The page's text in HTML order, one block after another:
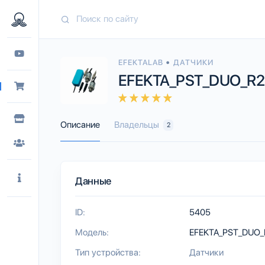
EFEKTALAB • ДАТЧИКИ
EFEKTA_PST_DUO_R2
Описание Владельцы 2
Данные
ID:
5405
Модель:
Тип устройства:
Датчики